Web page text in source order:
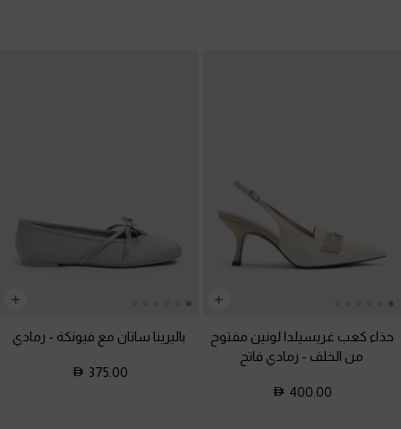
حذاء كعب غريسيلدا لونين مفتوح
من الخلف - رمادي فاتح
400.00
باليرينا ساتان مع فيونكة - رمادي
375.00